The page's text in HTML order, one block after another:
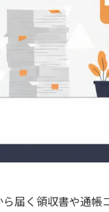
届く領収書や通